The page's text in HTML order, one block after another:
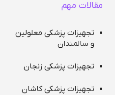
مقالات مهم
تجهیزات پزشکی معلولین
و سالمندان
تجهیزات پزشکی زنجان
تجهیزات پزشکی کاشان